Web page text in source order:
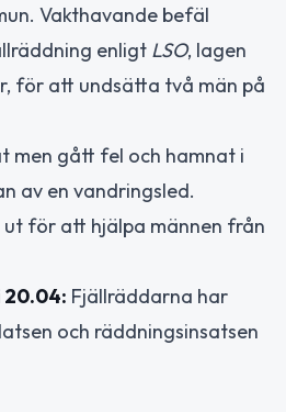
Vakthavande befäl
enligt LSO, lagen
för att undsätta två män på
men gått fel och hamnat i
av en vandringsled.
för att hjälpa männen från
20.04: Fjällräddarna har
och räddningsinsatsen